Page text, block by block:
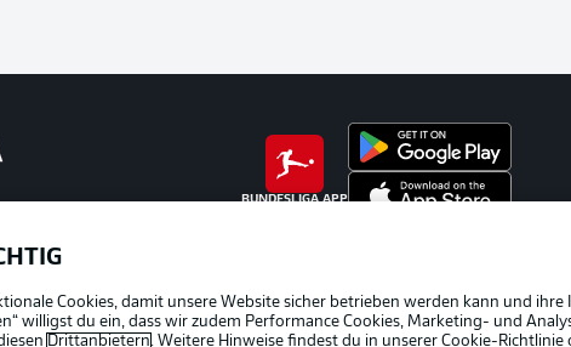
BUNDESLIGA APP
Cookies, damit unsere Website sicher betrieben werden kann und ihre
willigst du ein, dass wir zudem Performance Cookies, Marketing- und
Drittanbietern. Weitere Hinweise findest du in unserer Cookie-Richtlinie